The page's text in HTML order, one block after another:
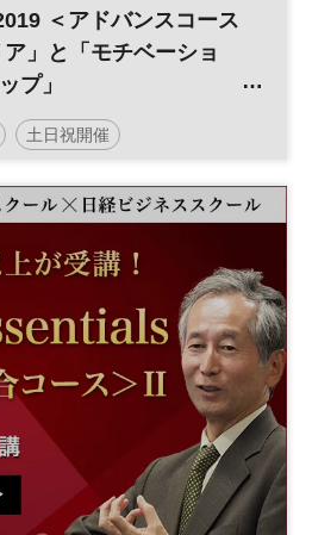
＜アドバンスコース
」と「モチベーショ
プ」
ール
土日祝開催